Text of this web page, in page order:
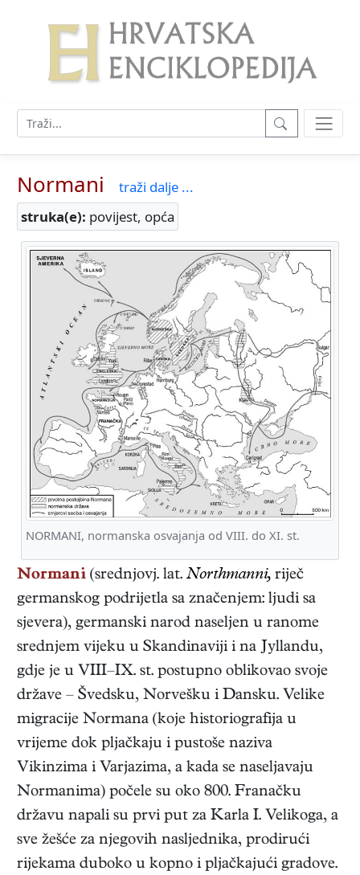
Normani
traži dalje ...
struka(e): povijest, opća
NORMANI, normanska osvajanja od VIII. do XI. st.
Normani (srednjovj. lat. Northmanni, riječ
germanskog podrijetla sa značenjem: ljudi sa
sjevera), germanski narod naseljen u ranome
srednjem vijeku u Skandinaviji i na Jyllandu,
gdje je u VIII–IX. st. postupno oblikovao svoje
države – Švedsku, Norvešku i Dansku. Velike
migracije Normana (koje historiografija u
vrijeme dok pljačkaju i pustoše naziva
Vikinzima i Varjazima, a kada se naseljavaju
Normanima) počele su oko 800. Franačku
državu napali su prvi put za Karla I. Velikoga, a
sve žešće za njegovih nasljednika, prodirući
rijekama duboko u kopno i pljačkajući gradove.